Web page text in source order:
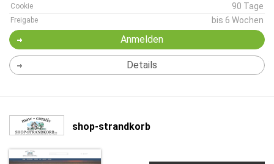
Cookie 90 Tage
Freigabe bis 6 Wochen
Anmelden
Details
shop-strandkorb